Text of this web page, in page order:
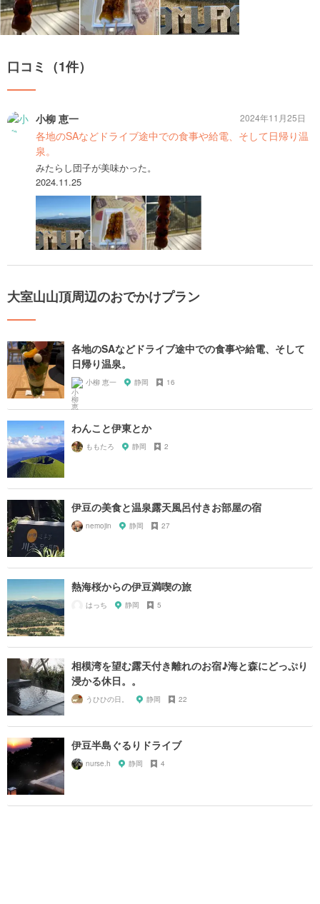
口コミ（1件）
小柳 恵一
各地のSAなどドライブ途中での食事や給電、そして日帰り温
泉。
みたらし団子が美味かった。
2024.11.25
2024年11月25日
大室山山頂周辺のおでかけプラン
各地のSAなどドライブ途中での食事や給電、そして
日帰り温泉。
小柳 恵一 静岡 16
わんこと伊東とか
ももたろ 静岡 2
伊豆の美食と温泉露天風呂付きお部屋の宿
nemojin 静岡 27
熱海桜からの伊豆満喫の旅
はっち 静岡 5
相模湾を望む露天付き離れのお宿♪海と森にどっぷり
浸かる休日。。
うひひの日。 静岡 22
伊豆半島ぐるりドライブ
nurse.h 静岡 4